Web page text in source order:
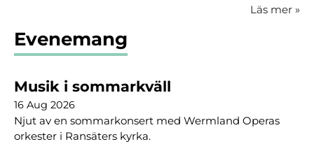
Läs mer »
Evenemang
Musik i sommarkväll
16 Aug 2026
Njut av en sommarkonsert med Wermland Operas
orkester i Ransäters kyrka.